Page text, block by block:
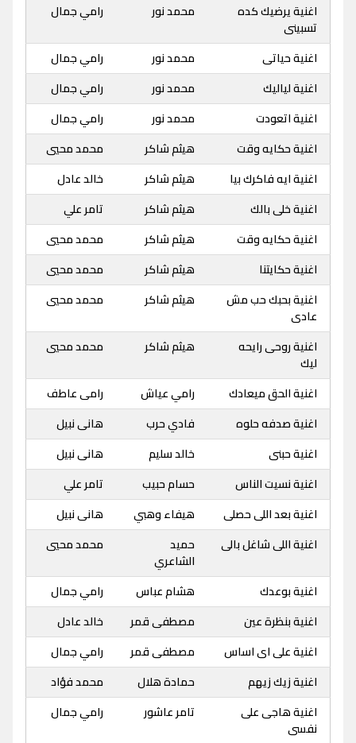
اغنية يرضيك كده
تسبينى
محمد نور رامي جمال
اغنية حياتى محمد نور
رامي جمال
اغنية لياليك
محمد نور
رامي جمال
اغنية اتعودت
محمد نور
رامي جمال
اغنية حكايه وقت
هيثم شاكر
محمد محيي
اغنية ايه فاكرك بيا
هيثم شاكر
خالد عادل
اغنية خلى بالك
هيثم شاكر
تامر علي
اغنية حكايه وقت
هيثم شاكر
محمد محيي
اغنية حكايتنا
هيثم شاكر
محمد محيي
اغنية بحبك حب مش
عادى
هيثم شاكر محمد محيي
اغنية روحى رايحه
ليك
هيثم شاكر محمد محيي
اغنية الحق ميعادك رامي عياش
رامى عاطف
اغنية صدفه حلوه
فادي حرب
هانى نبيل
اغنية حبنى
خالد سليم
هانى نبيل
اغنية نسيت الناس
حسام حبيب
تامر علي
اغنية بعد اللى حصلى
هيفاء وهبي
هانى نبيل
اغنية اللى شاغل بالى
حميد
الشاعري
محمد محيي
اغنية بوعدك هشام عباس
رامي جمال
اغنية بنظرة عين
مصطفى قمر
خالد عادل
اغنية على اى اساس
مصطفى قمر
رامي جمال
اغنية زيك زيهم
حمادة هلال
محمد فؤاد
اغنية هاجى على
نفسى
تامر عاشور رامي جمال